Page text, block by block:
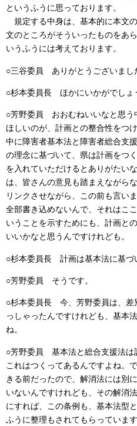
というふうに思っております。
規定する中身は、基本的に本文
文のところがそういったものをあ
いうふうには考えております。
○三谷委員 ありがとうございまし
○杉本委員長 ほかにいかがでしょ
○芳野委員
おおむねいいなと思う
ほしいのが、計画との整合性をつ
中に障害者基本法と障害者総合支
の理念に基づいて、県は計画をつ
を入れていただけるとありがたい
は、皆さんの意見も踏まえながら
リンクさせながら、この前も言い
全部書き込めないんで、それはこ
いうことを示すためにも、計画と
いいかなと思うんですけれども。
○杉本委員長 計画は基本法に基づ
○芳野委員 そうです。
○杉本委員長 今、芳野委員は、差
っしゃったんですけれども、基本
ね。
○芳野委員
基本法と総合支援法は
これはつくってあるんですよね。
きる前だったので、解消法には別
いないんですけれども、その解消
にすれば、この条例も、基本法型
ふうに整理もされてもらっていま